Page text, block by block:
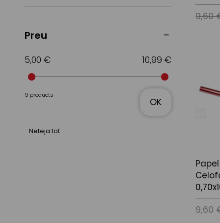
9,60
9,60
Preu
5,00 € 10,99 €
9 products
OK
Neteja tot